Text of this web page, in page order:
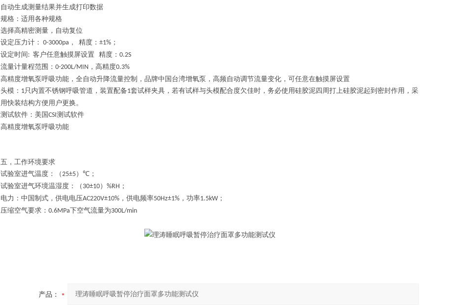
自动生成测量结果并生成打印数据
规格： 适用各种规格
选择高精密测量，自动复位
设定压力计 ： 0-3000pa ， 精度： ±1% ；
设定时间 : 客户任意触摸屏设置 精度： 0.2S
流量计量程范围： 0-200L/MIN ，高精度0.3%
高精度增氧泵呼吸功能，全自动升降流量控制，品牌中国台湾增氧泵，高频自动调节流量变化，可任意在触摸屏设置
头模： 1只内置不锈钢呼吸管道， 装置配备1套试样夹具， 若有试样与头模配合度欠佳时，务必使用硅胶泥四周打上硅胶泥起到密封作用， 采
用快装结构方便用户更换。
测试软件：美国 CSI测试软件
高精度增氧泵呼吸功能
五， 工作环境要求
试验室进气温度：（25±5） ℃ ；
试验室进气环境温湿度：（ 30±10） %RH ；
电力：中国制式，供电电压AC220V±10% ，供电频率50Hz±1% ，功率1.5kW；
压缩空气要求： 0.6MPa下空气流量为300L/min
产品：